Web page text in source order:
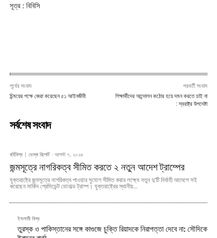
সূত্র : বিবিসি
পূর্বের সংবাদ
চিন্ময়ের পক্ষে জেরা করেছেন ৫১ আইনজীবী
পরবর্তী সংবাদ
শিক্ষার্থীদের আন্দোলন কঠোর হয়ে দমন করতে চাই না
: স্বরাষ্ট্র উপদেষ্টা
সর্বশেষ সংবাদ
বর্হিবিশ্ব ডেস্ক রিপোর্ট - আগস্ট ৭, ২০২৬
জন্মসূত্রে নাগরিকত্ব সীমিত করতে ২ নতুন আদেশ ট্রাম্পের
যুক্তরাষ্ট্রে জন্মসূত্রে নাগরিকত্ব পাওয়ার সুযোগ সীমিত করার লক্ষ্যে নতুন দু’টি নির্বাহী আদেশে সই
করেছেন মার্কিন প্রেসিডেন্ট ডোনাল্ড ট্রাম্প। যুক্তরাষ্ট্রের স্থানীয়...
ইসলামী বিশ্ব
তুরস্ক ও পাকিস্তানের সঙ্গে কাগুজে চুক্তি রিয়াদকে নিরাপত্তা দেবে না: সৌদিকে